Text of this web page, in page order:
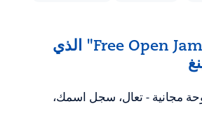
نبذة عن حفل "Free Open Jam" الذي
مجانية - تعال، سجل اسمك،